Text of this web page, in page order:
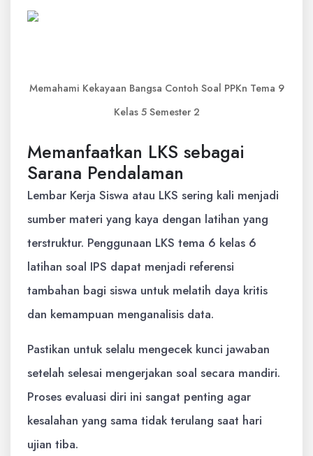
Memahami Kekayaan Bangsa Contoh Soal PPKn Tema 9
Kelas 5 Semester 2
Memanfaatkan LKS sebagai
Sarana Pendalaman
Lembar Kerja Siswa atau LKS sering kali menjadi
sumber materi yang kaya dengan latihan yang
terstruktur. Penggunaan LKS tema 6 kelas 6
latihan soal IPS dapat menjadi referensi
tambahan bagi siswa untuk melatih daya kritis
dan kemampuan menganalisis data.
Pastikan untuk selalu mengecek kunci jawaban
setelah selesai mengerjakan soal secara mandiri.
Proses evaluasi diri ini sangat penting agar
kesalahan yang sama tidak terulang saat hari
ujian tiba.